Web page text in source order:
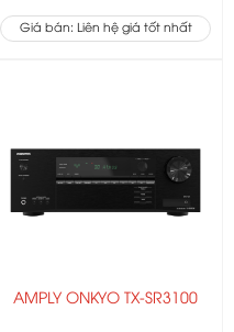
Giá bán: Liên hệ giá tốt nhất
AMPLY ONKYO TX-SR3100